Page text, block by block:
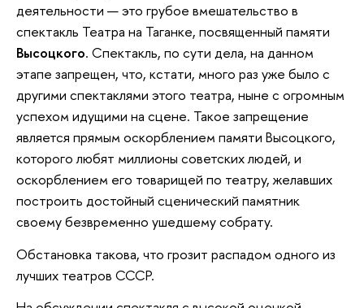
деятельности — это грубое вмешательство в
спектакль Театра на Таганке, посвященный памяти
Высоцкого. Спектакль, по сути дела, на данном
этапе запрещен, что, кстати, много раз уже было с
другими спектаклями этого театра, ныне с огромным
успехом идущими на сцене. Такое запрещение
является прямым оскорблением памяти Высоцкого,
которого любят миллионы советских людей, и
оскорблением его товарищей по театру, желавших
построить достойный сценический памятник
своему безвременно ушедшему собрату.
Обстановка такова, что грозит распадом одного из
лучших театров СССР.